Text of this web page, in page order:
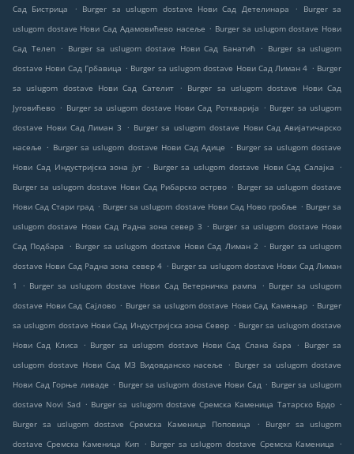
Сад Бистрица
. Burger sa uslugom dostave Нови Сад Детелинара .
Burger sa
uslugom dostave Нови Сад Адамовићево насеље . Burger sa uslugom dostave Нови
Сад Телеп
. Burger sa uslugom dostave Нови Сад Банатић . Burger sa uslugom
dostave Нови Сад Грбавица . Burger sa uslugom dostave Нови Сад Лиман 4 . Burger
sa uslugom dostave Нови Сад Сателит
. Burger sa uslugom dostave Нови Сад
Југовићево . Burger sa uslugom dostave Нови Сад Роткварија . Burger sa uslugom
dostave Нови Сад Лиман 3
. Burger sa uslugom dostave Нови Сад Авијатичарско
насеље . Burger sa uslugom dostave Нови Сад Адице . Burger sa uslugom dostave
Нови Сад Индустријска зона југ . Burger sa uslugom dostave Нови Сад Салајка
.
Burger sa uslugom dostave Нови Сад Рибарско острво . Burger sa uslugom dostave
Нови Сад Стари град . Burger sa uslugom dostave Нови Сад Ново гробље . Burger sa
uslugom dostave Нови Сад Радна зона север 3 . Burger sa uslugom dostave Нови
Сад Подбара
. Burger sa uslugom dostave Нови Сад Лиман 2 . Burger sa uslugom
dostave Нови Сад Радна зона север 4 . Burger sa uslugom dostave Нови Сад Лиман
1
. Burger sa uslugom dostave Нови Сад Ветерничка рампа . Burger sa uslugom
dostave Нови Сад Сајлово . Burger sa uslugom dostave Нови Сад Камењар . Burger
sa uslugom dostave Нови Сад Индустријска зона Север . Burger sa uslugom dostave
Нови Сад Клиса
. Burger sa uslugom dostave Нови Сад Слана бара . Burger sa
uslugom dostave Нови Сад МЗ Видовданско насеље
. Burger sa uslugom dostave
Нови Сад Горње ливаде . Burger sa uslugom dostave Нови Сад . Burger sa uslugom
dostave Novi Sad . Burger sa uslugom dostave Сремска Каменица Татарско Брдо .
Burger sa uslugom dostave Сремска Каменица Поповица
.
Burger sa uslugom
dostave Сремска Каменица Кип . Burger sa uslugom dostave Сремска Каменица .